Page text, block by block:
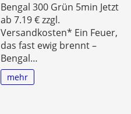
Bengal 300 Grün 5min Jetzt
ab 7.19 € zzgl.
Versandkosten* Ein Feuer,
das fast ewig brennt –
Bengal…
mehr